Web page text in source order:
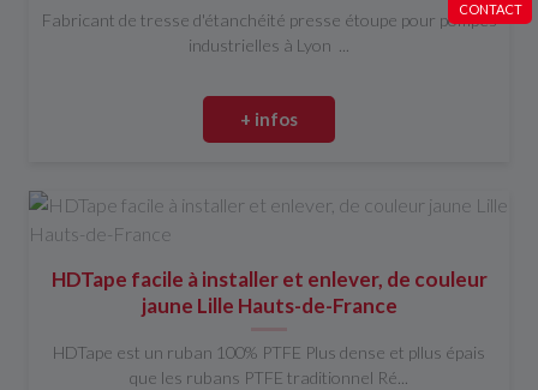
CONTACT
Fabricant de tresse d'étanchéité presse étoupe pour pompes
industrielles à Lyon ...
+ infos
HDTape facile à installer et enlever, de couleur
jaune Lille Hauts-de-France
HDTape est un ruban 100% PTFE Plus dense et pllus épais
que les rubans PTFE traditionnel Ré...